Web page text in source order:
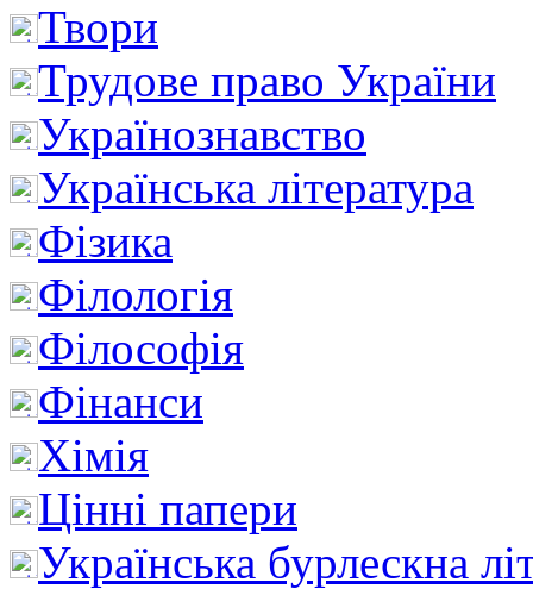
Твори
Трудове право України
Українознавство
Українська література
Фізика
Філологія
Філософія
Фінанси
Хімія
Цінні папери
Українська бурлескна